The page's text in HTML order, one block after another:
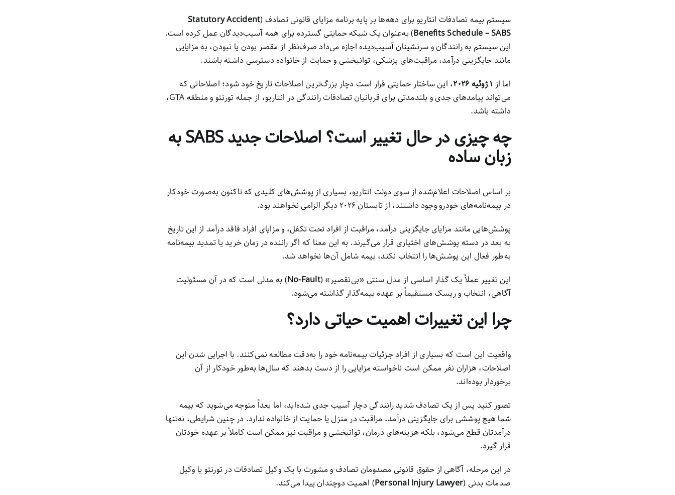
سیستم بیمه تصادفات انتاریو برای دهه‌ها بر پایه برنامه مزایای قانونی تصادف (Statutory Accident
Benefits Schedule – SABS) به‌عنوان یک شبکه حمایتی گسترده برای همه آسیب‌دیدگان عمل کرده است.
این سیستم به رانندگان و سرنشینان آسیب‌دیده اجازه می‌داد صرف‌نظر از مقصر بودن یا نبودن، به مزایایی
مانند جایگزینی درآمد، مراقبت‌های پزشکی، توانبخشی و حمایت از خانواده دسترسی داشته باشند.
اما از ۱ ژوئیه ۲۰۲۶
، این ساختار حمایتی قرار است دچار بزرگ‌ترین اصلاحات تاریخ خود شود؛ اصلاحاتی که
می‌تواند پیامدهای جدی و بلندمدتی برای قربانیان تصادفات رانندگی در انتاریو، از جمله تورنتو و منطقه GTA،
داشته باشد.
چه چیزی در حال تغییر است؟ اصلاحات جدید SABS به
زبان ساده
بر اساس اصلاحات اعلام‌شده از سوی دولت انتاریو، بسیاری از پوشش‌های کلیدی که تاکنون به‌صورت خودکار
در بیمه‌نامه‌های خودرو وجود داشتند، از تابستان ۲۰۲۶ دیگر الزامی نخواهند بود.
پوشش‌هایی مانند مزایای جایگزینی درآمد، مراقبت از افراد تحت تکفل، و مزایای افراد فاقد درآمد از این تاریخ
به بعد در دسته پوشش‌های اختیاری قرار می‌گیرند. به این معنا که اگر راننده در زمان خرید یا تمدید بیمه‌نامه
به‌طور فعال این پوشش‌ها را انتخاب نکند، بیمه شامل آن‌ها نخواهد شد.
این تغییر عملاً یک گذار اساسی از مدل سنتی «بی‌تقصیر» (No-Fault) به مدلی است که در آن مسئولیت
آگاهی، انتخاب و ریسک مستقیماً بر عهده بیمه‌گذار گذاشته می‌شود.
چرا این تغییرات اهمیت حیاتی دارد؟
واقعیت این است که بسیاری از افراد جزئیات بیمه‌نامه خود را به‌دقت مطالعه نمی‌کنند. با اجرایی شدن این
اصلاحات، هزاران نفر ممکن است ناخواسته مزایایی را از دست بدهند که سال‌ها به‌طور خودکار از آن
برخوردار بوده‌اند.
تصور کنید پس از یک تصادف شدید رانندگی دچار آسیب جدی شده‌اید، اما بعداً متوجه می‌شوید که بیمه
شما هیچ پوششی برای جایگزینی درآمد، مراقبت در منزل یا حمایت از خانواده ندارد. در چنین شرایطی، نه‌تنها
درآمدتان قطع می‌شود، بلکه هزینه‌های درمان، توانبخشی و مراقبت نیز ممکن است کاملاً بر عهده خودتان
قرار گیرد.
در این مرحله، آگاهی از حقوق قانونی مصدومان تصادف و مشورت با یک وکیل تصادفات در تورنتو یا وکیل
صدمات بدنی (Personal Injury Lawyer) اهمیت دوچندان پیدا می‌کند.